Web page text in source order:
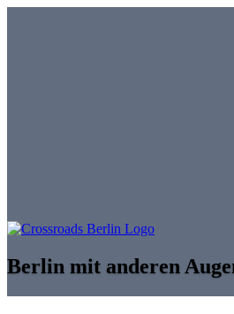
Berlin mit anderen